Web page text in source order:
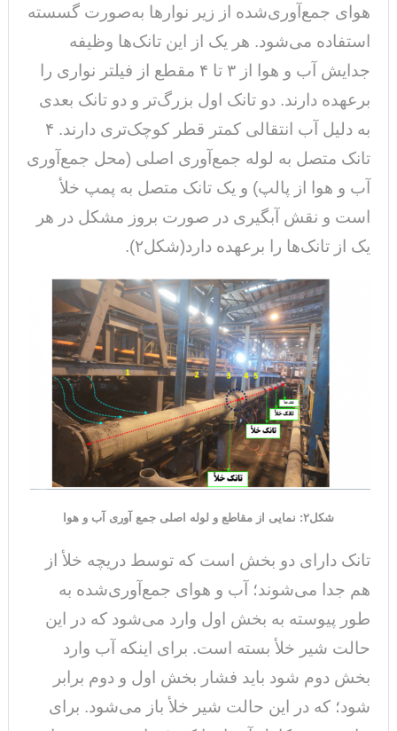
هوای جمع‌آوری‌شده از زیر نوارها به‌صورت گسسته
استفاده می‌شود. هر یک از این تانک‌ها وظیفه
جدایش آب‌ و هوا از ۳ تا ۴ مقطع از فیلتر نواری را
برعهده دارند. دو تانک اول بزرگ‌تر و دو تانک بعدی
به دلیل آب انتقالی کمتر قطر کوچک‌تری دارند. ۴
تانک‌ متصل به لوله جمع‌آوری اصلی (محل جمع‌آوری
آب‌ و هوا از پالپ) و یک تانک متصل به پمپ خلأ
است و نقش آبگیری در صورت بروز مشکل در هر
یک از تانک‌ها را برعهده دارد(شکل۲).
شکل۲: نمایی از مقاطع و لوله اصلی جمع آوری آب و هوا
تانک دارای دو بخش است که توسط دریچه خلأ از
هم جدا می‌شوند؛ آب‌ و هوای جمع‌آوری‌شده به
طور پیوسته به بخش اول وارد می‌شود که در این
حالت شیر خلأ بسته است. برای اینکه آب وارد
بخش دوم شود باید فشار بخش اول و دوم برابر
شود؛ که در این حالت شیر خلأ باز می‌شود. برای